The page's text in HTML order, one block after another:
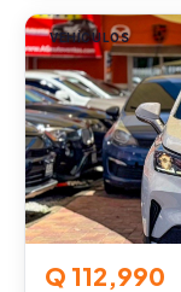
VEHÍCULOS
Q 112,990